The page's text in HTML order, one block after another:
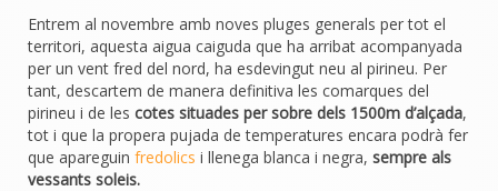
Entrem al novembre amb noves pluges generals per tot el
territori, aquesta aigua caiguda que ha arribat acompanyada
per un vent fred del nord, ha esdevingut neu al pirineu. Per
tant, descartem de manera definitiva les comarques del
pirineu i de les cotes situades per sobre dels 1500m d’alçada,
tot i que la propera pujada de temperatures encara podrà fer
que apareguin fredolics i llenega blanca i negra, sempre als
vessants soleis.